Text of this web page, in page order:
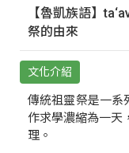
【魯凱族語】
祭的由來
文化介紹
傳統祖靈祭是一系
作求學濃縮為一天
理。